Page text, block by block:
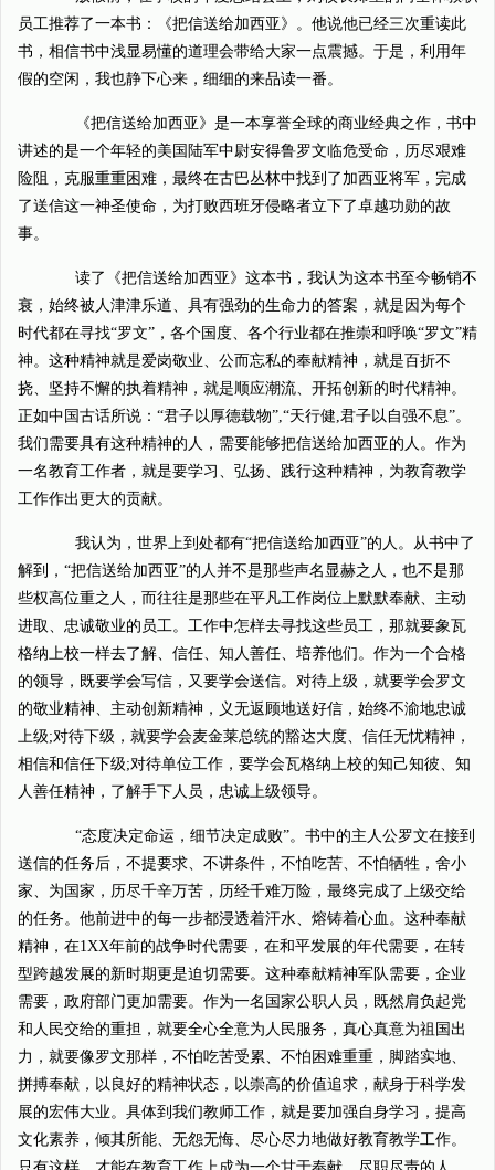
员工推荐了一本书：《把信送给加西亚》。他说他已经三次重读此
书，相信书中浅显易懂的道理会带给大家一点震撼。于是，利用年
假的空闲，我也静下心来，细细的来品读一番。
《把信送给加西亚》是一本享誉全球的商业经典之作，书中
讲述的是一个年轻的美国陆军中尉安得鲁罗文临危受命，历尽艰难
险阻，克服重重困难，最终在古巴丛林中找到了加西亚将军，完成
了送信这一神圣使命，为打败西班牙侵略者立下了卓越功勋的故
事。
读了《把信送给加西亚》这本书，我认为这本书至今畅销不
衰，始终被人津津乐道、具有强劲的生命力的答案，就是因为每个
时代都在寻找“罗文”，各个国度、各个行业都在推崇和呼唤“罗文”精
神。这种精神就是爱岗敬业、公而忘私的奉献精神，就是百折不
挠、坚持不懈的执着精神，就是顺应潮流、开拓创新的时代精神。
正如中国古话所说：“君子以厚德载物”,“天行健,君子以自强不息”。
我们需要具有这种精神的人，需要能够把信送给加西亚的人。作为
一名教育工作者，就是要学习、弘扬、践行这种精神，为教育教学
工作作出更大的贡献。
我认为，世界上到处都有“把信送给加西亚”的人。从书中了
解到，“把信送给加西亚”的人并不是那些声名显赫之人，也不是那
些权高位重之人，而往往是那些在平凡工作岗位上默默奉献、主动
进取、忠诚敬业的员工。工作中怎样去寻找这些员工，那就要象瓦
格纳上校一样去了解、信任、知人善任、培养他们。作为一个合格
的领导，既要学会写信，又要学会送信。对待上级，就要学会罗文
的敬业精神、主动创新精神，义无返顾地送好信，始终不渝地忠诚
上级;对待下级，就要学会麦金莱总统的豁达大度、信任无忧精神，
相信和信任下级;对待单位工作，要学会瓦格纳上校的知己知彼、知
人善任精神，了解手下人员，忠诚上级领导。
“态度决定命运，细节决定成败”。书中的主人公罗文在接到
送信的任务后，不提要求、不讲条件，不怕吃苦、不怕牺牲，舍小
家、为国家，历尽千辛万苦，历经千难万险，最终完成了上级交给
的任务。他前进中的每一步都浸透着汗水、熔铸着心血。这种奉献
精神，在1XX年前的战争时代需要，在和平发展的年代需要，在转
型跨越发展的新时期更是迫切需要。这种奉献精神军队需要，企业
需要，政府部门更加需要。作为一名国家公职人员，既然肩负起党
和人民交给的重担，就要全心全意为人民服务，真心真意为祖国出
力，就要像罗文那样，不怕吃苦受累、不怕困难重重，脚踏实地、
拼搏奉献，以良好的精神状态，以崇高的价值追求，献身于科学发
展的宏伟大业。具体到我们教师工作，就是要加强自身学习，提高
文化素养，倾其所能、无怨无悔、尽心尽力地做好教育教学工作。